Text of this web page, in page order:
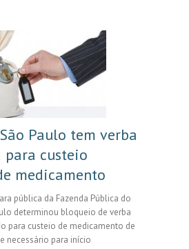
Paulo tem verba
para custeio
medicamento
pública da Fazenda Pública do
determinou bloqueio de verba
para custeio de medicamento de
necessário para início